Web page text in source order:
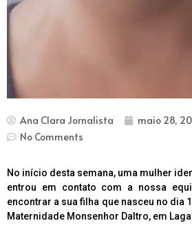
Ana Clara Jornalista maio 28,
No Comments
No início desta semana, uma mulher
entrou em contato com a nossa
encontrar a sua filha que nasceu no dia
Maternidade Monsenhor Daltro, em